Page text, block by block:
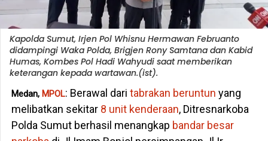
Kapolda Sumut, Irjen Pol Whisnu Hermawan Februanto
didampingi Waka Polda, Brigjen Rony Samtana dan Kabid
Humas, Kombes Pol Hadi Wahyudi saat memberikan
keterangan kepada wartawan.(ist).
Medan, MPOL: Berawal dari tabrakan beruntun yang
melibatkan sekitar 8 unit kenderaan, Ditresnarkoba
Polda Sumut berhasil menangkap bandar besar